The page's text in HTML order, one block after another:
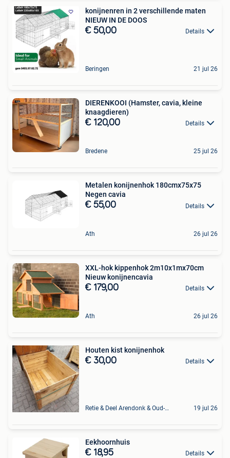
konijnenren in 2 verschillende maten
NIEUW IN DE DOOS
€ 50,00 Details
Beringen 21 jul 26
DIERENKOOI (Hamster, cavia, kleine
knaagdieren)
€ 120,00 Details
Bredene 25 jul 26
Metalen konijnenhok 180cmx75x75
Negen cavia
€ 55,00 Details
Ath 26 jul 26
XXL-hok kippenhok 2m10x1mx70cm
Nieuw konijnencavia
€ 179,00 Details
Ath 26 jul 26
Houten kist konijnenhok
€ 30,00 Details
Retie & Deel Arendonk & Oud-Turnhout 19 jul 26
Eekhoornhuis
€ 18,95 Details